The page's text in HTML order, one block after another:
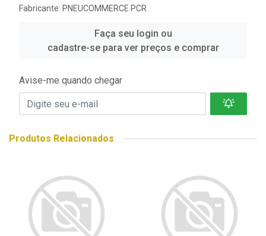
Fabricante: PNEUCOMMERCE PCR
Faça seu login ou
cadastre-se para ver preços e comprar
Avise-me quando chegar
Produtos Relacionados